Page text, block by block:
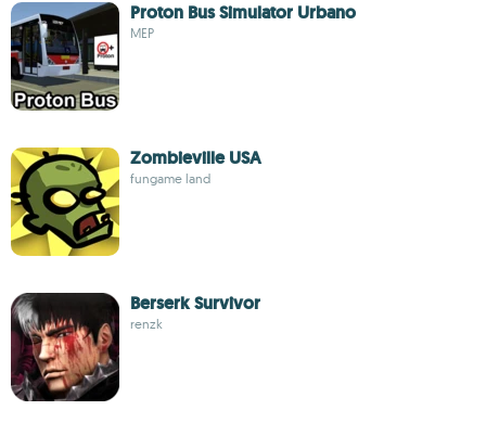
Proton Bus Simulator Urbano
MEP
Zombieville USA
fungame land
Berserk Survivor
renzk